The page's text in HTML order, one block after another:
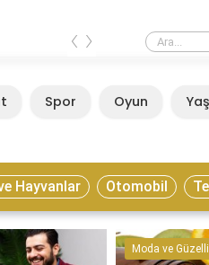
Estonya yaşamak
‹ ›
Spor Oyun
Hayvanlar Otomobil
Moda ve